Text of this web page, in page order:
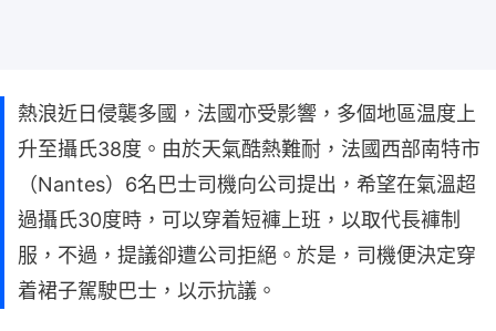
熱浪近日侵襲多國，法國亦受影響，多個地區温度上
升至攝氏38度。由於天氣酷熱難耐，法國西部南特市
（Nantes）6名巴士司機向公司提出，希望在氣溫超
過攝氏30度時，可以穿着短褲上班，以取代長褲制
服，不過，提議卻遭公司拒絕。於是，司機便決定穿
着裙子駕駛巴士，以示抗議。